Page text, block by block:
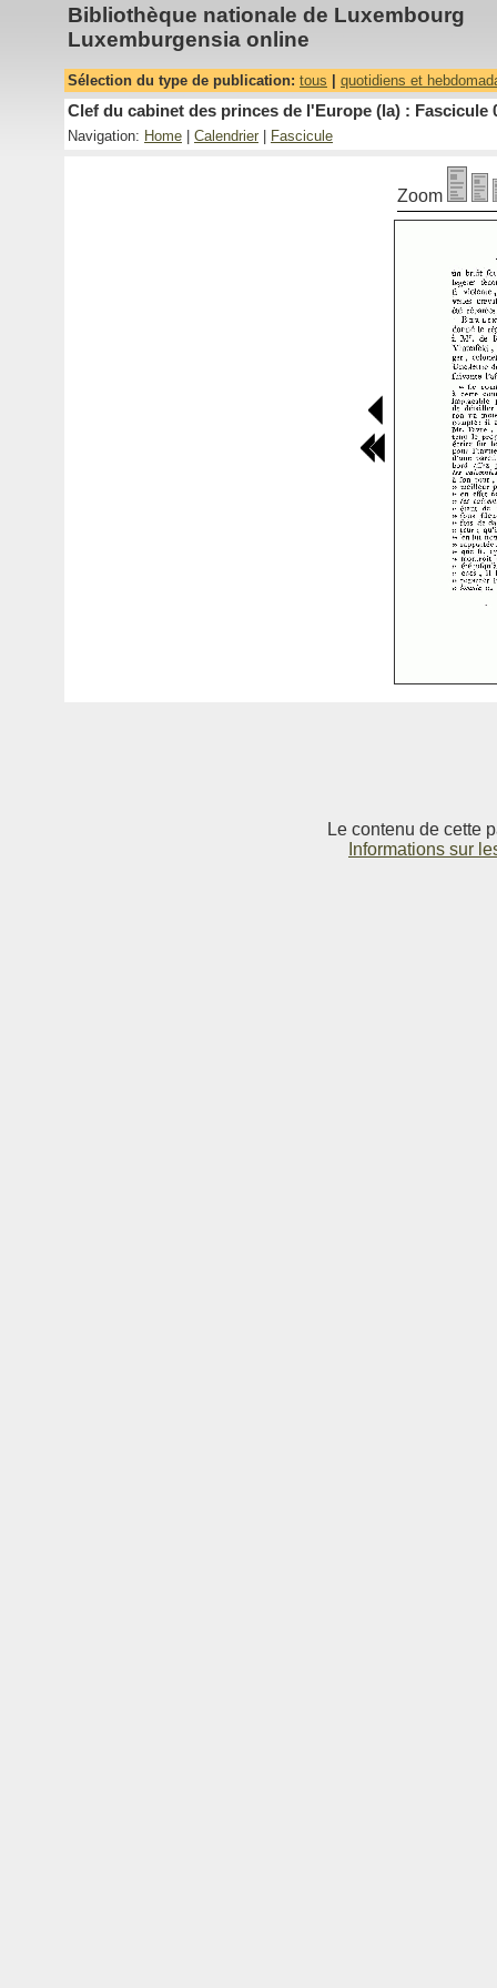
Bibliothèque nationale de Luxembourg
Luxemburgensia online
Sélection du type de publication: tous quotidiens et
Clef du cabinet des princes de l'Europe (la) : Fascicule
Navigation: Home Calendrier Fascicule
Zoom
Le contenu de cette
Informations sur